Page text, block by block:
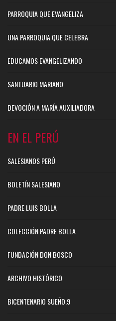
PARROQUIA QUE EVANGELIZA
UNA PARROQUIA QUE CELEBRA
EDUCAMOS EVANGELIZANDO
SANTUARIO MARIANO
DEVOCIÓN A MARÍA AUXILIADORA
EN EL PERÚ
SALESIANOS PERÚ
BOLETÍN SALESIANO
PADRE LUIS BOLLA
COLECCIÓN PADRE BOLLA
FUNDACIÓN DON BOSCO
ARCHIVO HISTÓRICO
BICENTENARIO SUEÑO.9